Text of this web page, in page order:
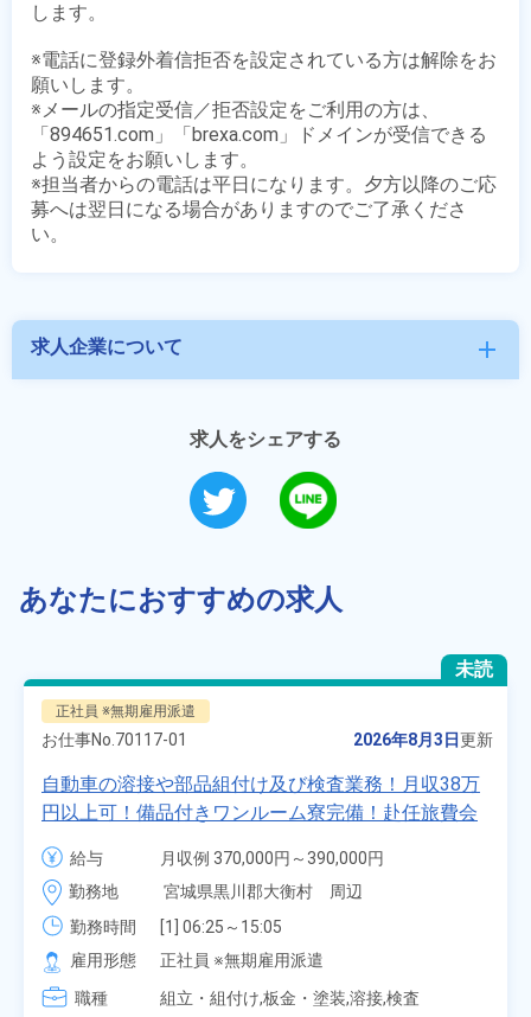
します。
※電話に登録外着信拒否を設定されている方は解除をお
願いします。
※メールの指定受信／拒否設定をご利用の方は、
「894651.com」「brexa.com」ドメインが受信できる
よう設定をお願いします。
※担当者からの電話は平日になります。夕方以降のご応
募へは翌日になる場合がありますのでご了承くださ
求人企業について add
求人をシェアする
あなたにおすすめの求人
未読
正社員 ※無期雇用派遣
お仕事No. 70117-01 2026年8月3日更新
自動車の溶接や部品組付け及び検査業務！月収38万
円以上可！備品付きワンルーム寮完備！赴任旅費会
社負担★人気の土日休み！昇給＆業績賞与あり！
車・バイク通勤可！無料駐車場あり！カップルでの
応募OK★《宮城県大衡村》
給与
月収例 370,000円～390,000円
時給 1,700円～1,700円
勤務地
宮城県黒川郡大衡村　周辺
勤務時間
[1] 06:25～15:05
[2] 16:00～00:40
[3] 16:30～01:10
[4] 08:00～16:40
雇用形態
正社員 ※無期雇用派遣
職種
組立・組付け,板金・塗装,溶接,検査